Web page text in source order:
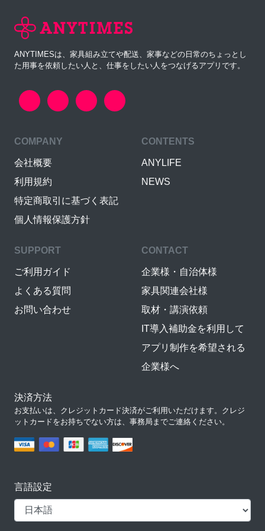
ANYTIMESは、家具組み立てや配送、家事などの日常のちょっとし
た用事を依頼したい人と、仕事をしたい人をつなげるアプリです。
COMPANY
会社概要
利用規約
特定商取引に基づく表記
個人情報保護方針
CONTENTS
ANYLIFE
NEWS
SUPPORT
ご利用ガイド
よくある質問
お問い合わせ
CONTACT
企業様・自治体様
家具関連会社様
取材・講演依頼
IT導入補助金を利用して
アプリ制作を希望される
企業様へ
決済方法
お支払いは、クレジットカード決済がご利用いただけます。クレジ
ットカードをお持ちでない方は、事務局までご連絡ください。
言語設定